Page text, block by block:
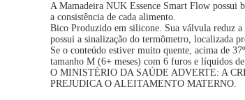
A Mamadeira NUK Essence Smart Flow possui
a consistência de cada alimento.
Bico Produzido em silicone. Sua válvula reduz a
possui a sinalização do termômetro, localizada
Se o conteúdo estiver muito quente, acima de
tamanho M (6+ meses) com 6 furos e líquidos
O MINISTÉRIO DA SAÚDE ADVERTE: A
PREJUDICA O ALEITAMENTO MATERNO.